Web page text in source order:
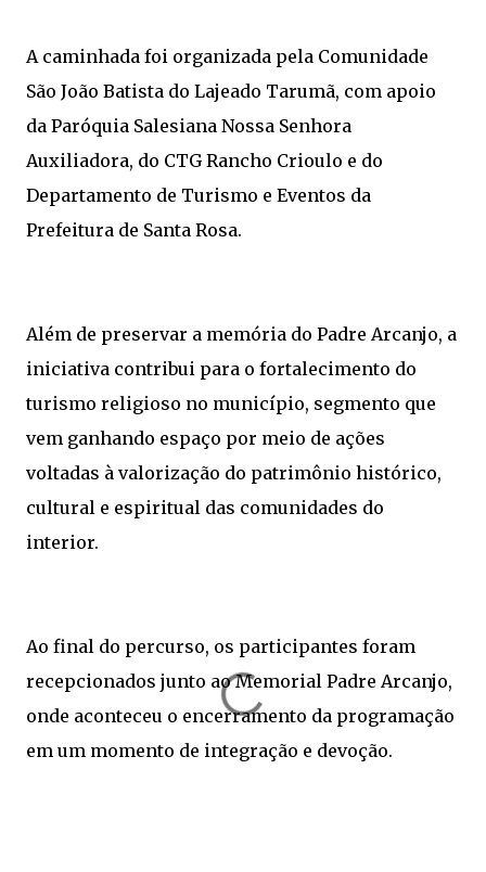
A caminhada foi organizada pela Comunidade
São João Batista do Lajeado Tarumã, com apoio
da Paróquia Salesiana Nossa Senhora
Auxiliadora, do CTG Rancho Crioulo e do
Departamento de Turismo e Eventos da
Prefeitura de Santa Rosa.
Além de preservar a memória do Padre Arcanjo, a
iniciativa contribui para o fortalecimento do
turismo religioso no município, segmento que
vem ganhando espaço por meio de ações
voltadas à valorização do patrimônio histórico,
cultural e espiritual das comunidades do
interior.
Ao final do percurso, os participantes foram
recepcionados junto ao Memorial Padre Arcanjo,
onde aconteceu o encerramento da programação
em um momento de integração e devoção.